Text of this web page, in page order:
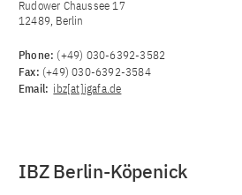
Rudower Chaussee 17
12489, Berlin
Phone: (+49) 030-6392-3582
Fax: (+49) 030-6392-3584
Email: ibz[at]igafa.de
IBZ Berlin-Köpenick